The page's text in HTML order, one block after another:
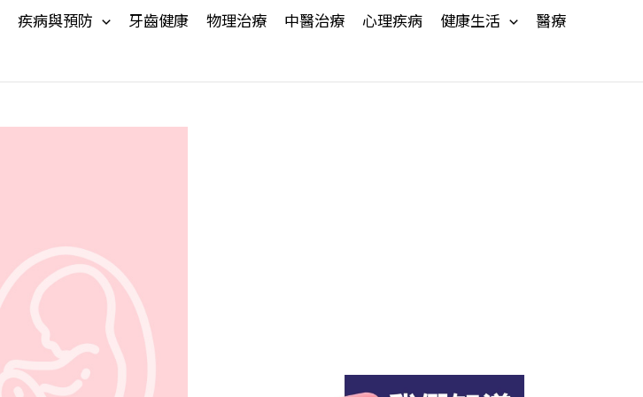
疾病與預防 牙齒健康 物理治療 中醫治療 心理疾病 健康生活
醫療